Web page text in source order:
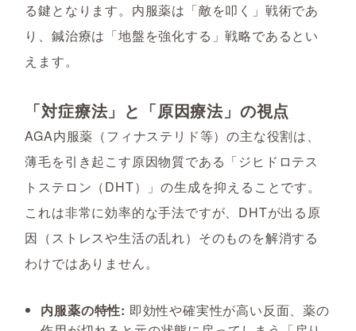
る鍵となります。内服薬は「敵を叩く」戦術であ
り、鍼治療は「地盤を強化する」戦略であるとい
えます。
「対症療法」と「原因療法」の視点
AGA内服薬（フィナステリド等）の主な役割は、
薄毛を引き起こす原因物質である「ジヒドロテス
トステロン（DHT）」の生成を抑えることです。
これは非常に効率的な手法ですが、DHTが出る原
因（ストレスや生活の乱れ）そのものを解消する
わけではありません。
内服薬の特性: 即効性や確実性が高い反面、薬の